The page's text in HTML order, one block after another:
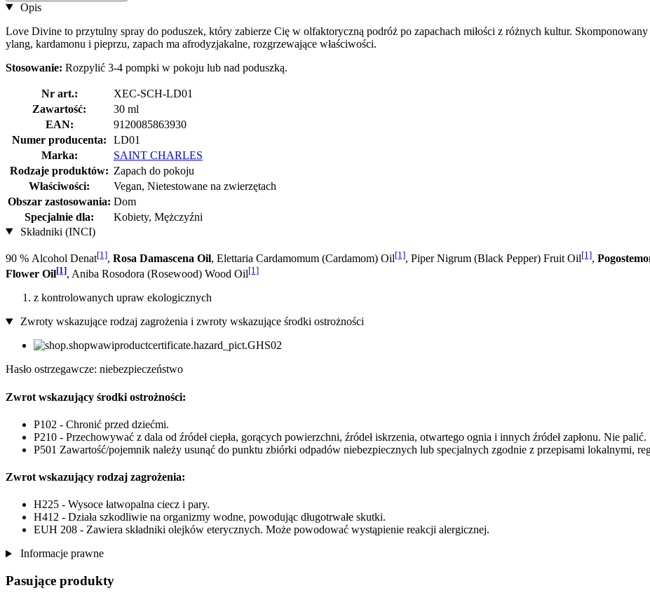
Opis
Love Divine to przytulny spray do poduszek, który zabierze Cię w olfaktoryczną podróż po zapachach miłości z różnych kultur.
ylang, kardamonu i pieprzu, zapach ma afrodyzjakalne, rozgrzewające właściwości.
Stosowanie: Rozpylić 3-4 pompki w pokoju lub nad poduszką.
Nr art.:
XEC-SCH-LD01
Zawartość:
30 ml
EAN:
9120085863930
Numer producenta:
LD01
Marka:
SAINT CHARLES
Rodzaje produktów: Zapach do pokoju
Właściwości:
Vegan, Nietestowane na zwierzętach
Obszar zastosowania: Dom
Specjalnie dla:
Kobiety, Mężczyźni
Składniki (INCI)
90 % Alcohol Denat[1], Rosa Damascena Oil, Elettaria Cardamomum (Cardamom) Oil[1], Piper Nigrum (Black Pepper) Fruit Oil[1],
Flower Oil[1], Aniba Rosodora (Rosewood) Wood Oil[1]
z kontrolowanych upraw ekologicznych
Zwroty wskazujące rodzaj zagrożenia i zwroty wskazujące środki ostrożności
Hasło ostrzegawcze: niebezpieczeństwo
Zwrot wskazujący środki ostrożności:
P102 - Chronić przed dziećmi.
P210 - Przechowywać z dala od źródeł ciepła, gorących powierzchni, źródeł iskrzenia, otwartego ognia i innych źródeł zapłonu. Nie palić.
P501 Zawartość/pojemnik należy usunąć do punktu zbiórki odpadów niebezpiecznych lub specjalnych zgodnie z przepisami lokalnymi,
Zwrot wskazujący rodzaj zagrożenia:
H225 - Wysoce łatwopalna ciecz i pary.
H412 - Działa szkodliwie na organizmy wodne, powodując długotrwałe skutki.
EUH 208 - Zawiera składniki olejków eterycznych. Może powodować wystąpienie reakcji alergicznej.
Informacje prawne
Pasujące produkty